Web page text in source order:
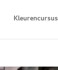
Kleurencursus